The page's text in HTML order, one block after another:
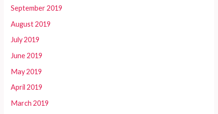
September 2019
August 2019
July 2019
June 2019
May 2019
April 2019
March 2019